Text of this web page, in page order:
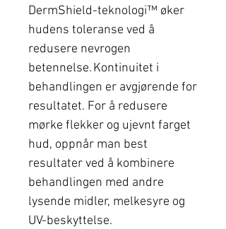
DermShield-teknologi™ øker
hudens toleranse ved å
redusere nevrogen
betennelse. Kontinuitet i
behandlingen er avgjørende for
resultatet. For å redusere
mørke flekker og ujevnt farget
hud, oppnår man best
resultater ved å kombinere
behandlingen med andre
lysende midler, melkesyre og
UV-beskyttelse.